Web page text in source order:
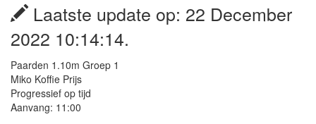
Laatste update op: 22 December
2022 10:14:14.
Paarden 1.10m Groep 1
Miko Koffie Prijs
Progressief op tijd
Aanvang: 11:00